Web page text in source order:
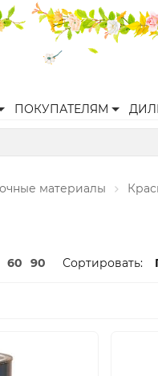
ПОКУПАТЕЛЯМ
материалы
60 90 Сортировать: